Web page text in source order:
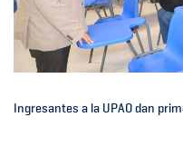
Ingresantes a la UPAO dan